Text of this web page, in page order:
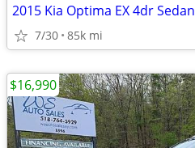
2015 Kia Optima EX 4dr Sedan
7/30 85k mi
$16,990